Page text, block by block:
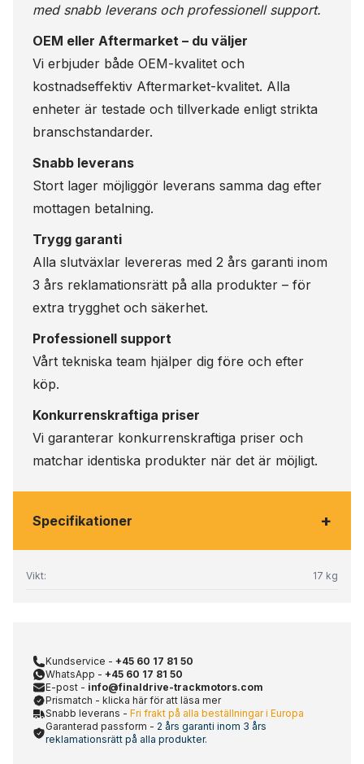
med snabb leverans och professionell support.
OEM eller Aftermarket – du väljer
Vi erbjuder både OEM-kvalitet och
kostnadseffektiv Aftermarket-kvalitet. Alla
enheter är testade och tillverkade enligt strikta
branschstandarder.
Snabb leverans
Stort lager möjliggör leverans samma dag efter
mottagen betalning.
Trygg garanti
Alla slutväxlar levereras med 2 års garanti inom
3 års reklamationsrätt på alla produkter – för
extra trygghet och säkerhet.
Professionell support
Vårt tekniska team hjälper dig före och efter
köp.
Konkurrenskraftiga priser
Vi garanterar konkurrenskraftiga priser och
matchar identiska produkter när det är möjligt.
Specifikationer +
Vikt: 17 kg
Kundservice - +45 60 17 81 50
WhatsApp - +45 60 17 81 50
E-post - info@finaldrive-trackmotors.com
Prismatch - klicka här för att läsa mer
Snabb leverans - Fri frakt på alla beställningar i Europa
Garanterad passform - 2 års garanti inom 3 års
reklamationsrätt på alla produkter.